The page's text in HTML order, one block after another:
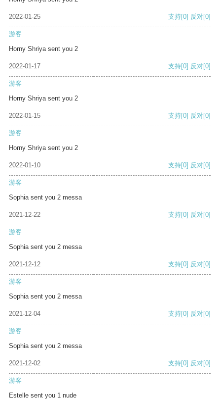
2022-01-25 支持[0] 反对[0]
游客
Horny Shriya sent you 2
2022-01-17 支持[0] 反对[0]
游客
Horny Shriya sent you 2
2022-01-15 支持[0] 反对[0]
游客
Horny Shriya sent you 2
2022-01-10 支持[0] 反对[0]
游客
Sophia sent you 2 messa
2021-12-22 支持[0] 反对[0]
游客
Sophia sent you 2 messa
2021-12-12 支持[0] 反对[0]
游客
Sophia sent you 2 messa
2021-12-04 支持[0] 反对[0]
游客
Sophia sent you 2 messa
2021-12-02 支持[0] 反对[0]
游客
Estelle sent you 1 nude